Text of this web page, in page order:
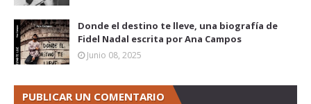
Donde el destino te lleve, una biografía de
Fidel Nadal escrita por Ana Campos
Junio 08, 2025
PUBLICAR UN COMENTARIO